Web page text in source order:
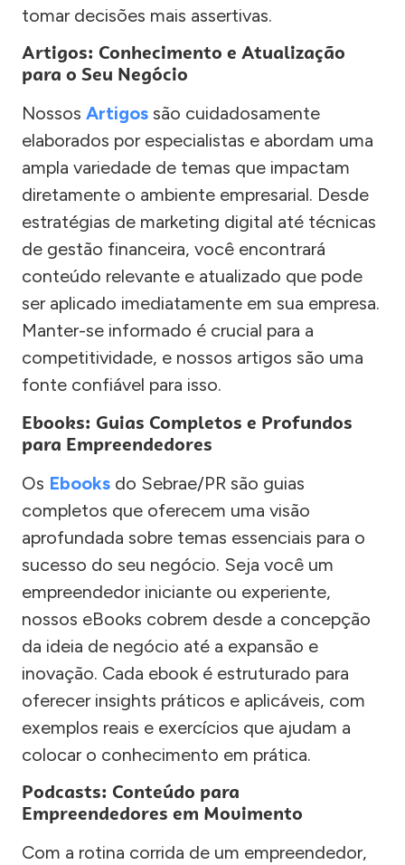
tomar decisões mais assertivas.
Artigos: Conhecimento e Atualização
para o Seu Negócio
Nossos Artigos são cuidadosamente
elaborados por especialistas e abordam uma
ampla variedade de temas que impactam
diretamente o ambiente empresarial. Desde
estratégias de marketing digital até técnicas
de gestão financeira, você encontrará
conteúdo relevante e atualizado que pode
ser aplicado imediatamente em sua empresa.
Manter-se informado é crucial para a
competitividade, e nossos artigos são uma
fonte confiável para isso.
Ebooks: Guias Completos e Profundos
para Empreendedores
Os Ebooks do Sebrae/PR são guias
completos que oferecem uma visão
aprofundada sobre temas essenciais para o
sucesso do seu negócio. Seja você um
empreendedor iniciante ou experiente,
nossos eBooks cobrem desde a concepção
da ideia de negócio até a expansão e
inovação. Cada ebook é estruturado para
oferecer insights práticos e aplicáveis, com
exemplos reais e exercícios que ajudam a
colocar o conhecimento em prática.
Podcasts: Conteúdo para
Empreendedores em Movimento
Com a rotina corrida de um empreendedor,